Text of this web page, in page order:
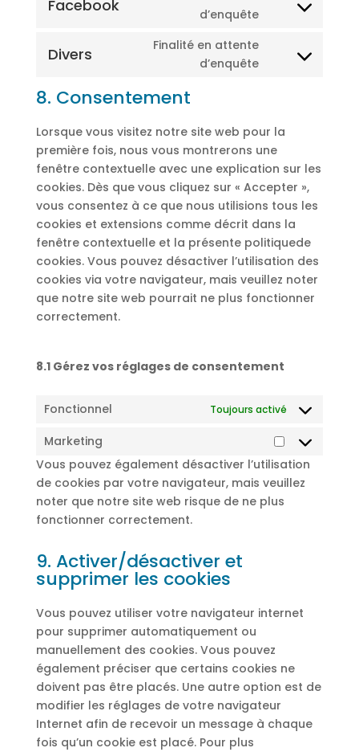
Facebook
d’enquête
Consent
service
Divers
Finalité en attente
d’enquête
Consent
8. Consentement
Lorsque vous visitez notre site web pour la
première fois, nous vous montrerons une
fenêtre contextuelle avec une explication sur les
cookies. Dès que vous cliquez sur « Accepter »,
vous consentez à ce que nous utilisions tous les
cookies et extensions comme décrit dans la
fenêtre contextuelle et la présente politiquede
cookies. Vous pouvez désactiver l’utilisation des
cookies via votre navigateur, mais veuillez noter
que notre site web pourrait ne plus fonctionner
correctement.
8.1 Gérez vos réglages de consentement
Fonctionnel Toujours activé
Marketing
Marketing
Vous pouvez également désactiver l’utilisation
de cookies par votre navigateur, mais veuillez
noter que notre site web risque de ne plus
fonctionner correctement.
9. Activer/désactiver et
supprimer les cookies
Vous pouvez utiliser votre navigateur internet
pour supprimer automatiquement ou
manuellement des cookies. Vous pouvez
également préciser que certains cookies ne
doivent pas être placés. Une autre option est de
modifier les réglages de votre navigateur
Internet afin de recevoir un message à chaque
fois qu’un cookie est placé. Pour plus